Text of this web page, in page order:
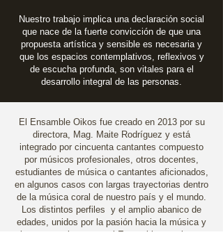
Nuestro trabajo implica una declaración social
que nace de la fuerte convicción de que una
propuesta artística y sensible es necesaria y
que los espacios contemplativos, reflexivos y
de escucha profunda, son vitales para el
desarrollo integral de las personas.
El Ensamble Oikos fue creado en 2013 por su
directora, Mag. Maite Rodríguez y está
integrado por cincuenta cantantes compuesto
por músicos profesionales, otros docentes,
estudiantes de música o cantantes aficionados,
en algunos casos con largas trayectorias dentro
de la música coral de nuestro país y el mundo.
Los distintos perfiles y el amplio abanico de
edades, unidos por la pasión hacia la música y
el canto coral, otorgan al Ensamble una riqueza